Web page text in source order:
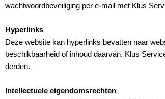
wachtwoordbeveiliging per e-mail met Klus
Hyperlinks
Deze website kan hyperlinks bevatten naar
beschikbaarheid of inhoud daarvan. Klus
derden.
Intellectuele eigendomsrechten